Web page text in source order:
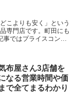
こよりも安く」という
専門店です。町田にも
事ではプライスコンタ
布屋さん3店舗を
なる営業時間や価
で全てまるわかり